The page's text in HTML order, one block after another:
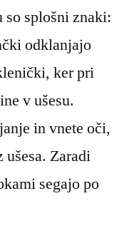
splošni znaki:
odklanjajo
ker pri
v ušesu.
in vnete oči,
Zaradi
segajo po